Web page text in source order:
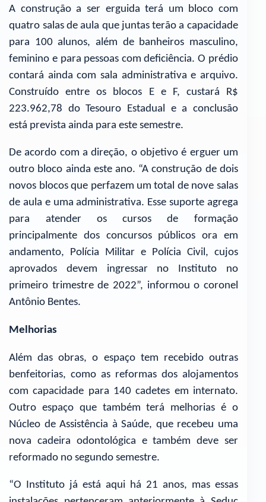
A construção a ser erguida terá um bloco com
quatro salas de aula que juntas terão a capacidade
para 100 alunos, além de banheiros masculino,
feminino e para pessoas com deficiência. O prédio
contará ainda com sala administrativa e arquivo.
Construído entre os blocos E e F, custará R$
223.962,78 do Tesouro Estadual e a conclusão
está prevista ainda para este semestre.
De acordo com a direção, o objetivo é erguer um
outro bloco ainda este ano. “A construção de dois
novos blocos que perfazem um total de nove salas
de aula e uma administrativa. Esse suporte agrega
para atender os cursos de formação
principalmente dos concursos públicos ora em
andamento, Polícia Militar e Polícia Civil, cujos
aprovados devem ingressar no Instituto no
primeiro trimestre de 2022”, informou o coronel
Antônio Bentes.
Melhorias
Além das obras, o espaço tem recebido outras
benfeitorias, como as reformas dos alojamentos
com capacidade para 140 cadetes em internato.
Outro espaço que também terá melhorias é o
Núcleo de Assistência à Saúde, que recebeu uma
nova cadeira odontológica e também deve ser
reformado no segundo semestre.
“O Instituto já está aqui há 21 anos, mas essas